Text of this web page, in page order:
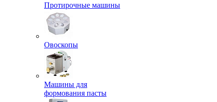
Протирочные машины
Овоскопы
Машины для
формования пасты